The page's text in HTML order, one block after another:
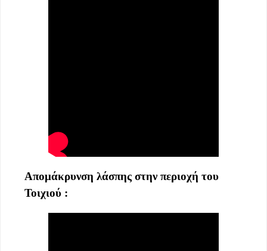
Απομάκρυνση λάσπης στην περιοχή του
Τοιχιού :